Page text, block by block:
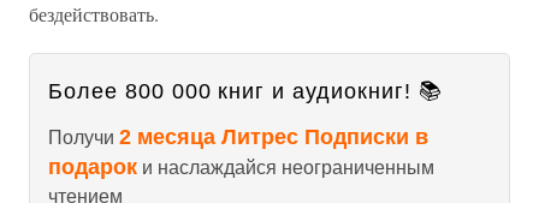
бездействовать.
Более 800 000 книг и аудиокниг! 📚
Получи 2 месяца Литрес Подписки в
подарок и наслаждайся неограниченным
чтением